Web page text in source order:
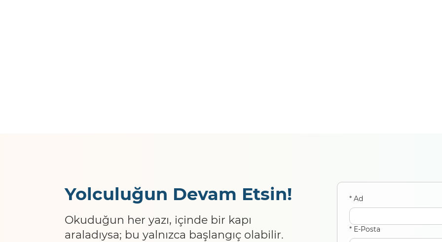
Yolculuğun Devam Etsin!
Okuduğun her yazı, içinde bir kapı
araladıysa; bu yalnızca başlangıç olabilir.
* Ad
* E-Posta